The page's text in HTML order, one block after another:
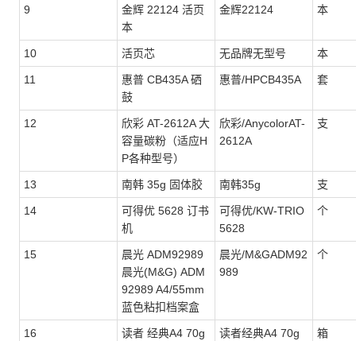
9
金辉 22124 活页
本
金辉22124 本
10 活页芯 无品牌无型号 本
11
惠普 CB435A 硒
鼓
惠普/HPCB435A 套
12
欣彩 AT-2612A 大
容量碳粉（适应H
P各种型号）
欣彩/AnycolorAT-
2612A
支
13 南韩 35g 固体胶 南韩35g 支
14
可得优 5628 订书
机
可得优/KW-TRIO
5628
个
15
晨光 ADM92989
晨光(M&G) ADM
92989 A4/55mm
蓝色粘扣档案盒
晨光/M&GADM92
989
个
16
读者 经典A4 70g
读者经典A4 70g 箱